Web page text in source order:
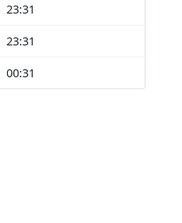
23:31
23:31
00:31